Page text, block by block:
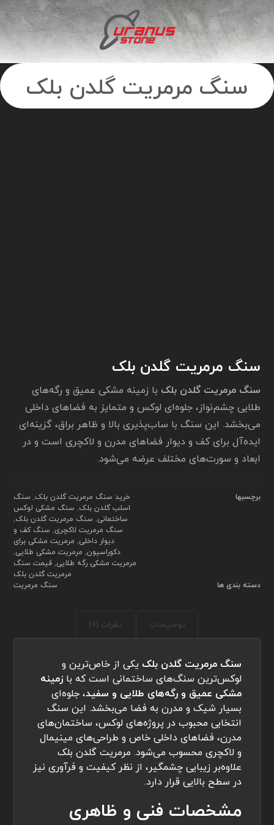
سنگ مرمریت گلدن بلک
سنگ مرمریت گلدن بلک
سنگ مرمریت گلدن بلک با زمینه مشکی عمیق و رگه‌های
طلایی چشم‌نواز، جلوه‌ای لوکس و متمایز به فضاهای داخلی
می‌بخشد. این سنگ با ساب‌پذیری بالا و ظاهر براق، گزینه‌ای
ایده‌آل برای کف و دیوار فضاهای مدرن و لاکچری است و در
ابعاد و سورت‌های مختلف عرضه می‌شود.
برچسبها خرید سنگ مرمریت گلدن بلک, سنگ
اسلب گلدن بلک, سنگ مشکی لوکس
ساختمانی, سنگ مرمریت گلدن بلک,
سنگ مرمریت لاکچری, سنگ کف و
دیوار داخلی, مرمریت مشکی برای
دکوراسیون, مرمریت مشکی طلایی,
مرمریت مشکی رگه طلایی, قیمت سنگ
مرمریت گلدن بلک
دسته بندی ها
سنگ مرمریت
توضیحات نظرات (0)
سنگ مرمریت گلدن بلک یکی از خاص‌ترین و
لوکس‌ترین سنگ‌های ساختمانی است که بازمینه
مشکی عمیق و رگه‌های طلایی و سفید، جلوه‌ای
بسیار شیک و مدرن به فضا می‌بخشد. این سنگ
انتخابی محبوب در پروژه‌های لوکس، ساختمان‌های
مدرن، فضاهای داخلی خاص و طراحی‌های مینیمال
و لاکچری محسوب می‌شود. مرمریت گلدن بلک
علاوه‌بر زیبایی چشمگیر، از نظر کیفیت و فرآوری نیز
در سطح بالایی قرار دارد.
مشخصات فنی و ظاهری